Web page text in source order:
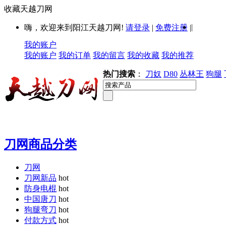
收藏天越刀网
嗨，欢迎来到阳江天越刀网! 请登录 | 免费注册 ||
我的账户
我的账户 我的订单 我的留言 我的收藏 我的推荐
热门搜索 ： 刀奴 D80 丛林王 狗腿
刀网商品分类
刀网
刀网新品 hot
防身电棍 hot
中国唐刀 hot
狗腿弯刀 hot
付款方式 hot